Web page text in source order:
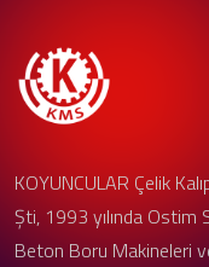
KOYUNCULAR Çelik
Şti, 1993 yılında Ostim
Beton Boru Makineleri